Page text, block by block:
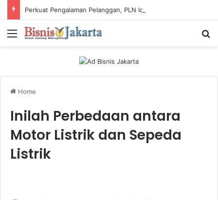
Menu
Home
Inilah Perbedaan antara
Motor Listrik dan Sepeda
Listrik